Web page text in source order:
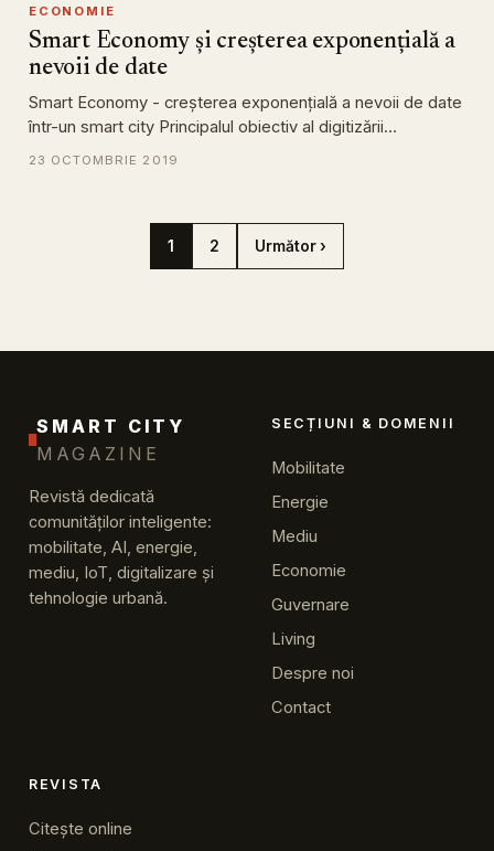
ECONOMIE
Smart Economy și creșterea exponențială a
nevoii de date
Smart Economy - creșterea exponențială a nevoii de date
într-un smart city Principalul obiectiv al digitizării…
23 OCTOMBRIE 2019
1 2 Următor ›
SMART CITY
MAGAZINE
Revistă dedicată
comunităților inteligente:
mobilitate, AI, energie,
mediu, IoT, digitalizare și
tehnologie urbană.
SECȚIUNI & DOMENII
Mobilitate
Energie
Mediu
Economie
Guvernare
Living
Despre noi
Contact
REVISTA
Citește online